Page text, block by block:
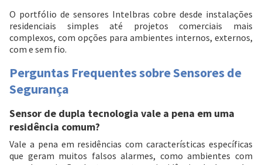
O portfólio de sensores Intelbras cobre desde instalações
residenciais simples até projetos comerciais mais
complexos, com opções para ambientes internos, externos,
com e sem fio.
Perguntas Frequentes sobre Sensores de
Segurança
Sensor de dupla tecnologia vale a pena em uma
residência comum?
Vale a pena em residências com características específicas
que geram muitos falsos alarmes, como ambientes com